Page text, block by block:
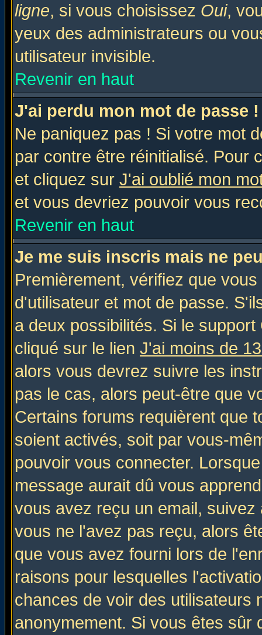
ligne, si vous choisissez Oui,
yeux des administrateurs ou
utilisateur invisible.
Revenir en haut
J'ai perdu mon mot de passe !
Ne paniquez pas ! Si votre mot
par contre être réinitialisé. Pour
et cliquez sur J'ai oublié mon
et vous devriez pouvoir vous
Revenir en haut
Je me suis inscris mais ne
Premièrement, vérifiez que
d'utilisateur et mot de passe.
a deux possibilités. Si le
cliqué sur le lien J'ai moins de
alors vous devrez suivre les
pas le cas, alors peut-être que
Certains forums requièrent que
soient activés, soit par vous-
pouvoir vous connecter.
message aurait dû vous
vous avez reçu un email,
vous ne l'avez pas reçu, alors
que vous avez fourni lors de
raisons pour lesquelles
chances de voir des utilisateurs
anonymement. Si vous êtes sûr